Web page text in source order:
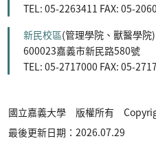
TEL: 05-2263411 FAX: 05-
新民校區(管理學院、獸醫學院)
600023嘉義市新民路580號
TEL: 05-2717000 FAX: 05-
國立嘉義大學 版權所有
最後更新日期：2026.07.29